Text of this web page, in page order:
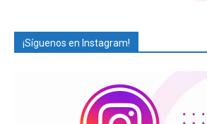
¡Síguenos en Instagram!